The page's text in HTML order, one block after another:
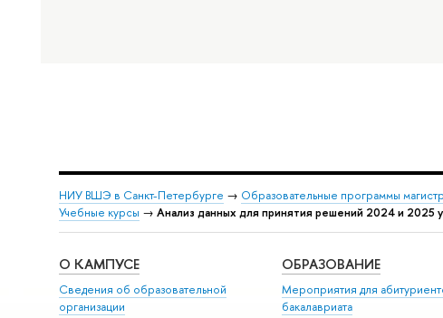
НИУ ВШЭ в Санкт-Петербурге → Образовательные программы
Учебные курсы → Анализ данных для принятия решений 2024 и 2025
О КАМПУСЕ
Сведения об образовательной
организации
ОБРАЗОВАНИЕ
Мероприятия для
бакалавриата